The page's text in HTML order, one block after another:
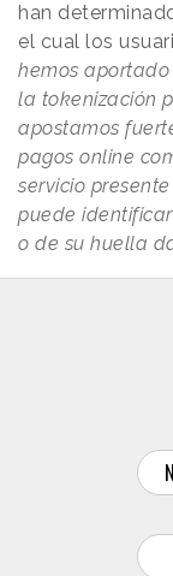
han
el cual los
hemos
la tokenización
apostamos
pagos online
servicio
puede
o de su huella